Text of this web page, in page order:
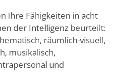
Ihre Fähigkeiten in acht
der Intelligenz beurteilt:
räumlich-visuell,
musikalisch,
und